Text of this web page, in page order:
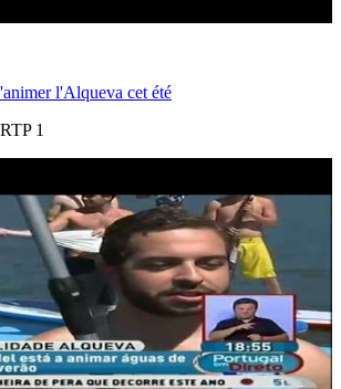
l'Alqueva cet été
1